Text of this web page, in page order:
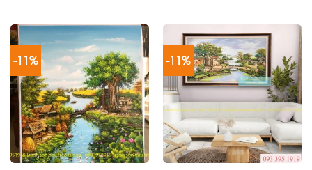
-11% -11%